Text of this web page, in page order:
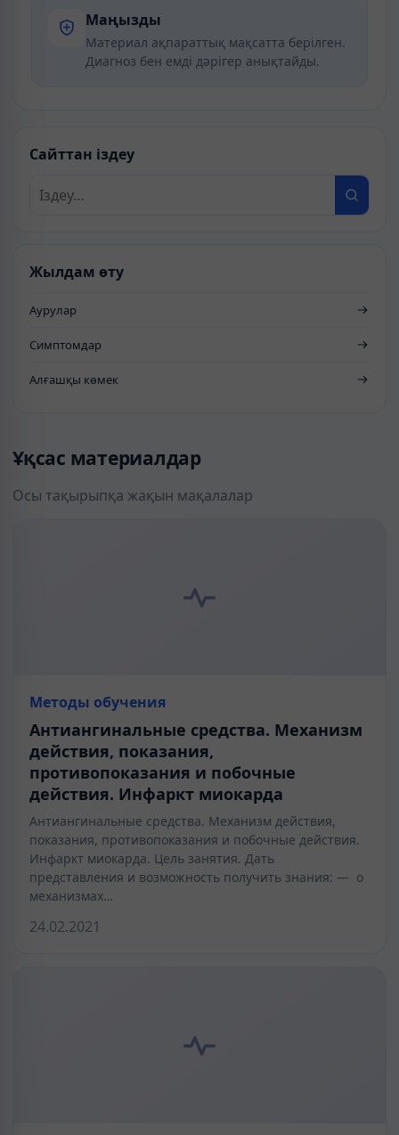
Маңызды
Материал ақпараттық мақсатта берілген.
Диагноз бен емді дәрігер анықтайды.
Сайттан іздеу
Жылдам өту
Аурулар
Симптомдар
Алғашқы көмек
Ұқсас материалдар
Осы тақырыпқа жақын мақалалар
Методы обучения
Антиангинальные средства. Механизм
действия, показания,
противопоказания и побочные
действия. Инфаркт миокарда
Антиангинальные средства. Механизм действия,
показания, противопоказания и побочные действия.
Инфаркт миокарда. Цель занятия. Дать
представления и возможность получить знания: — о
механизмах…
24.02.2021